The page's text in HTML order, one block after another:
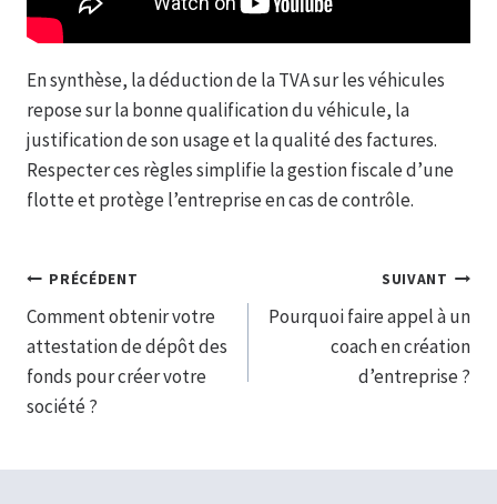
En synthèse, la déduction de la TVA sur les véhicules
repose sur la bonne qualification du véhicule, la
justification de son usage et la qualité des factures.
Respecter ces règles simplifie la gestion fiscale d’une
flotte et protège l’entreprise en cas de contrôle.
Navigation
de
l’article
PRÉCÉDENT
Comment obtenir votre
attestation de dépôt des
fonds pour créer votre
société ?
SUIVANT
Pourquoi faire appel à un
coach en création
d’entreprise ?